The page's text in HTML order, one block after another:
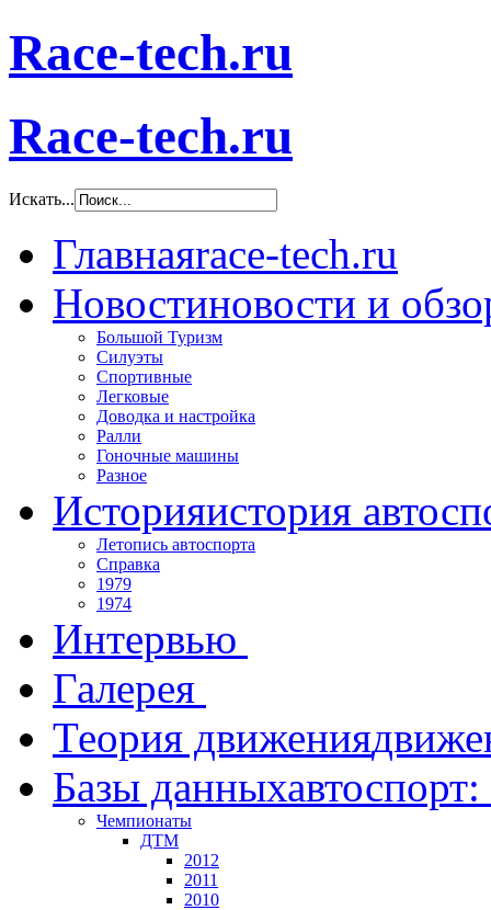
Race-tech.ru
Race-tech.ru
Искать...
Главнаяrace-tech.ru
Новостиновости и
Большой Туризм
Силуэты
Спортивные
Легковые
Доводка и настройка
Ралли
Гоночные машины
Разное
Историяистория
Летопись автоспорта
Справка
1979
1974
Интервью
Галерея
Теория движения
Базы данных
Чемпионаты
ДТМ
2012
2011
2010